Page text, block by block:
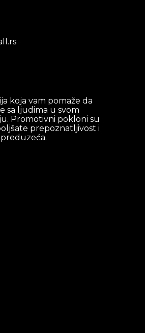
koja vam pomaže da
sa ljudima u svom
Promotivni pokloni su
prepoznatljivost i